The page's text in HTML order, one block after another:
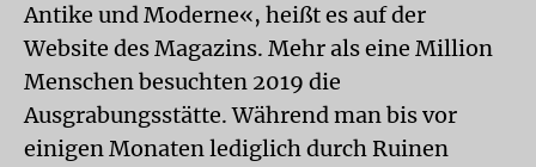
Antike und Moderne«, heißt es auf der
Website des Magazins. Mehr als eine Million
Menschen besuchten 2019 die
Ausgrabungsstätte. Während man bis vor
einigen Monaten lediglich durch Ruinen